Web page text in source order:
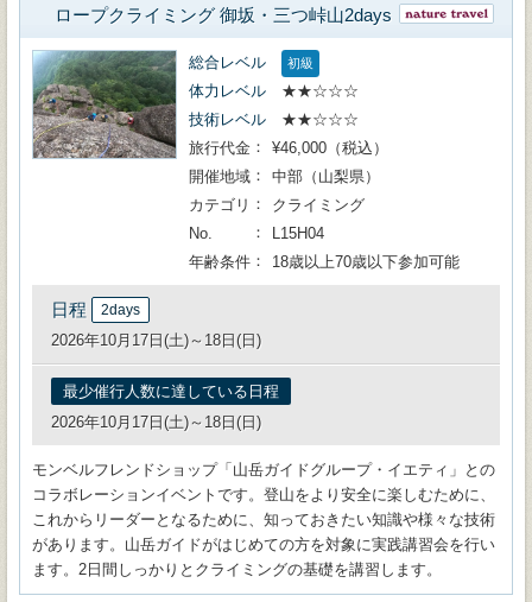
ロープクライミング 御坂・三つ峠山2days
総合レベル 初級
体力レベル
★★☆☆☆
技術レベル
★★☆☆☆
旅行代金
¥46,000（税込）
開催地域
中部（山梨県）
カテゴリ
クライミング
No.
L15H04
年齢条件
18歳以上70歳以下参加可能
日程 2days
2026年10月17日(土)～18日(日)
最少催行人数に達している日程
2026年10月17日(土)～18日(日)
モンベルフレンドショップ「山岳ガイドグループ・イエティ」との
コラボレーションイベントです。登山をより安全に楽しむために、
これからリーダーとなるために、知っておきたい知識や様々な技術
があります。山岳ガイドがはじめての方を対象に実践講習会を行い
ます。2日間しっかりとクライミングの基礎を講習します。